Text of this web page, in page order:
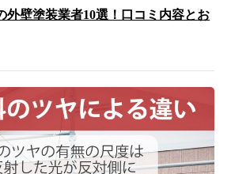
外壁塗装業者10選！口コミ内容とお